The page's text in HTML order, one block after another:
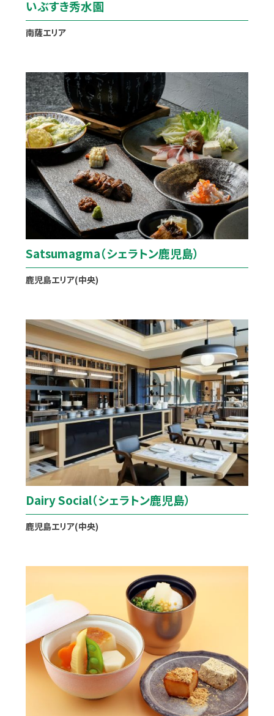
いぶすき秀水園
南薩エリア
Satsumagma（シェラトン鹿児島）
鹿児島エリア(中央)
Dairy Social（シェラトン鹿児島）
鹿児島エリア(中央)